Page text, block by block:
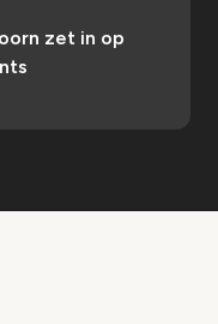
zet in op